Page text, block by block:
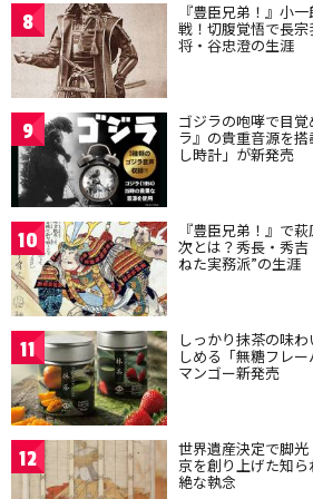
8 『豊臣兄弟！』小
戦！切腹覚悟で長
将・谷忠澄の生涯
9 ゴジラの咆哮で目
ラ』の貴重音源を
し時計」が新発売
10 『豊臣兄弟！』で
次とは？秀長・秀
ねた実務派”の生涯
11 しっかり抹茶の味
しめる「無糖フレー
マンゴー新発売
12 世界遺産決定で脚
京を創り上げた知
絶な執念